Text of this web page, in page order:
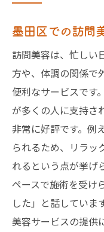
墨田区での訪問
訪問美容は、忙しい
方や、体調の関係で
便利なサービスです
が多くの人に支持さ
非常に好評です。例
られるため、リラッ
れるという点が挙げ
ペースで施術を受け
した」と話していま
美容サービスの提供